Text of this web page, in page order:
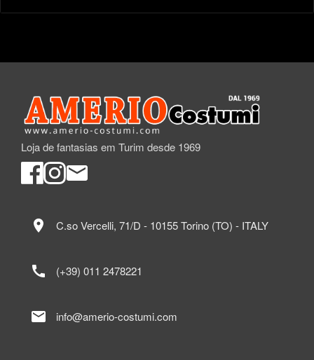
Loja de fantasias em Turim desde 1969
location_on C.so Vercelli, 71/D - 10155 Torino (TO) - ITALY
call (+39) 011 2478221
mail info@amerio-costumi.com